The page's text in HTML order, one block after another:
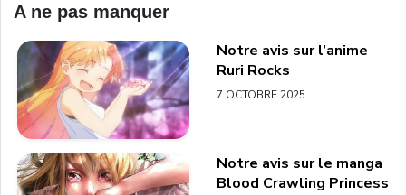
A ne pas manquer
Notre avis sur l’anime
Ruri Rocks
7 OCTOBRE 2025
Notre avis sur le manga
Blood Crawling Princess